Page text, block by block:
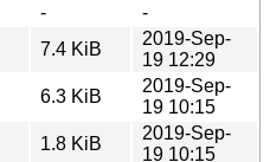
-
-
7.4 KiB
2019-Sep-
19 12:29
6.3 KiB
2019-Sep-
19 10:15
1.8 KiB
2019-Sep-
19 10:15